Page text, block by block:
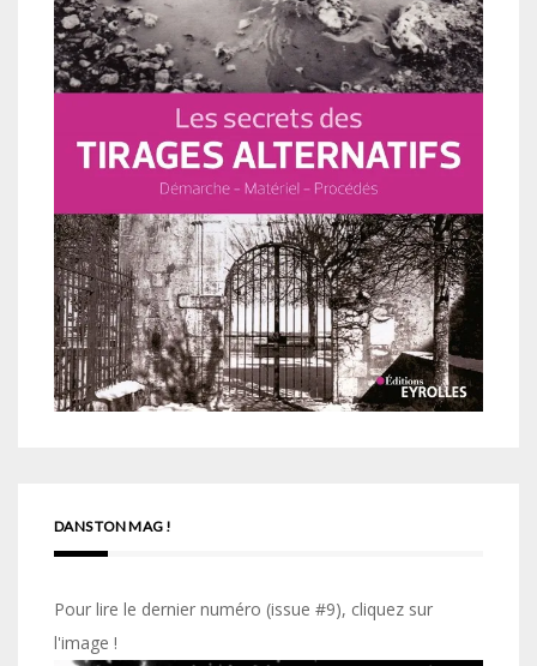
DANS TON MAG !
Pour lire le dernier numéro (issue #9), cliquez sur
l'image !